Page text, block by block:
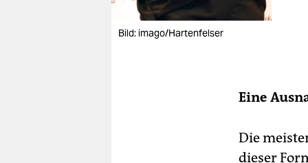
Bild: imago/Hartenfelser
Eine
Die
dieser